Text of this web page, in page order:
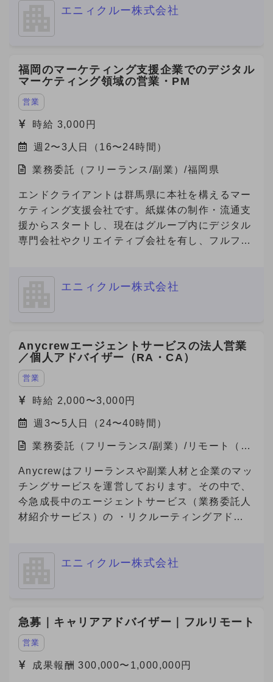
エニィクルー株式会社
福岡のマーケティング支援企業でのデジタル
マーケティング領域の営業・PM
営業
時給 3,000円
週2〜3人日（16〜24時間）
業務委託（フリーランス/副業）/福岡県
エンドクライアントは群馬県に本社を構えるマー
ケティング支援会社です。紙媒体の制作・流通支
援からスタートし、現在はグループ内にデジタル
専門会社やクリエイティブ会社を有し、フルファ
ケティング領域の営業・提案・実行体制を確立す
されるポジションで、案件提案〜納品ディレクシ
ョンまで幅広く関与でき、事業責任者に近い裁量
を持つことができる案件です。
エニィクルー株式会社
Anycrewエージェントサービスの法人営業
／個人アドバイザー（RA・CA）
営業
時給 2,000〜3,000円
週3〜5人日（24〜40時間）
業務委託（フリーランス/副業）/リモート（在
Anycrewはフリーランスや副業人材と企業のマッ
チングサービスを運営しております。その中で、
今急成長中のエージェントサービス（業務委託人
材紹介サービス）の ・リクルーティングアドバ
を募集しております。
エニィクルー株式会社
急募｜キャリアアドバイザー｜フルリモート
営業
成果報酬 300,000〜1,000,000円